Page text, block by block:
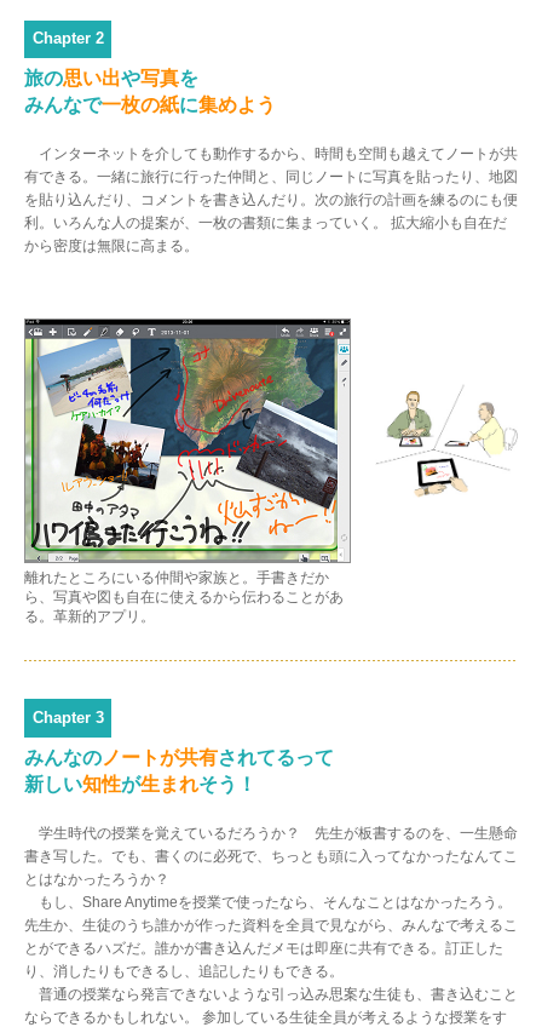
Chapter 2
旅の思い出や写真を
みんなで一枚の紙に集めよう
インターネットを介しても動作するから、時間も空間も越えてノートが共
有できる。一緒に旅行に行った仲間と、同じノートに写真を貼ったり、地図
を貼り込んだり、コメントを書き込んだり。次の旅行の計画を練るのにも便
利。いろんな人の提案が、一枚の書類に集まっていく。 拡大縮小も自在だ
から密度は無限に高まる。
離れたところにいる仲間や家族と。手書きだか
ら、写真や図も自在に使えるから伝わることがあ
る。革新的アプリ。
Chapter 3
みんなの ノートが共有されてるって
新しい知性が生まれそう！
学生時代の授業を覚えているだろうか？ 先生が板書するのを、一生懸命
書き写した。でも、書くのに必死で、ちっとも頭に入ってなかったなんてこ
とはなかったろうか？
もし、Share Anytimeを授業で使ったなら、そんなことはなかったろう。
先生か、生徒のうち誰かが作った資料を全員で見ながら、みんなで考えるこ
とができるハズだ。誰かが書き込んだメモは即座に共有できる。訂正した
り、消したりもできるし、追記したりもできる。
普通の授業なら発言できないような引っ込み思案な生徒も、書き込むこと
ならできるかもしれない。 参加している生徒全員が考えるような授業をす